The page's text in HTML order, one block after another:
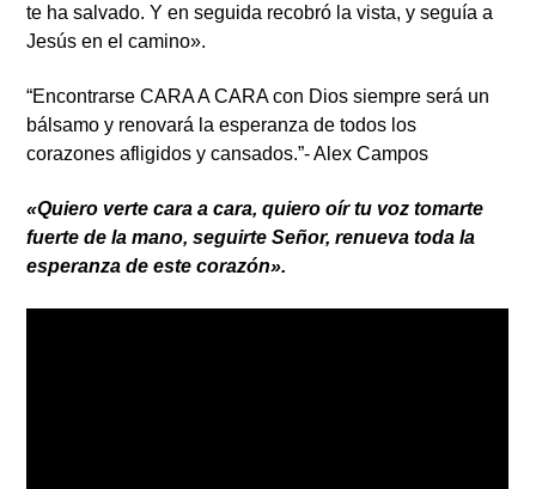
te ha salvado. Y en seguida recobró la vista, y seguía a
Jesús en el camino».
“Encontrarse CARA A CARA con Dios siempre será un
bálsamo y renovará la esperanza de todos los
corazones afligidos y cansados.”- Alex Campos
«Quiero verte cara a cara, quiero oír tu voz tomarte
fuerte de la mano, seguirte Señor, renueva toda la
esperanza de este corazón».